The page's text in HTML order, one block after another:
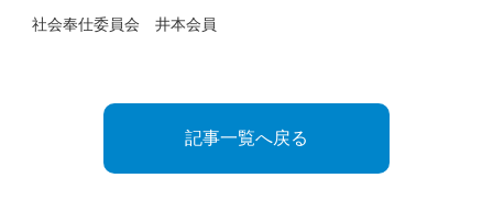
社会奉仕委員会 井本会員
記事一覧へ戻る